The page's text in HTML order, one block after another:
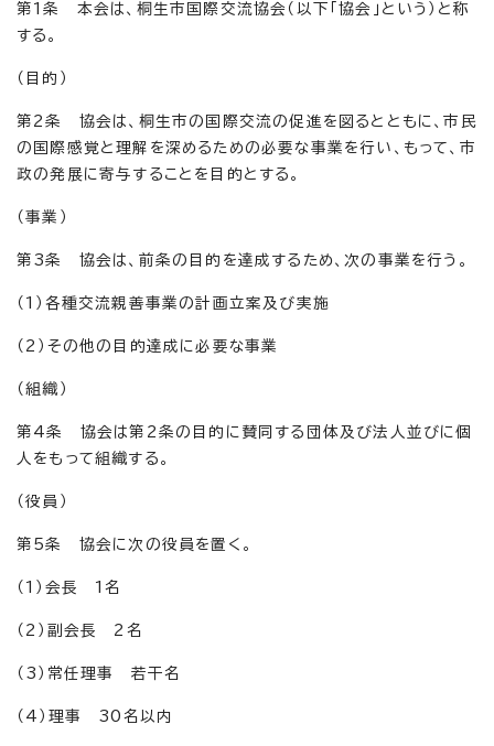
第1条 本会は、桐生市国際交流協会（以下「協会」という）と称
する。
（目的）
第2条 協会は、桐生市の国際交流の促進を図るとともに、市民
の国際感覚と理解を深めるための必要な事業を行い、もって、市
政の発展に寄与することを目的とする。
（事業）
第3条 協会は、前条の目的を達成するため、次の事業を行う。
（1）各種交流親善事業の計画立案及び実施
（2）その他の目的達成に必要な事業
（組織）
第4条 協会は第2条の目的に賛同する団体及び法人並びに個
人をもって組織する。
（役員）
第5条 協会に次の役員を置く。
（1）会長 1名
（2）副会長 2名
（3）常任理事 若干名
（4）理事 30名以内